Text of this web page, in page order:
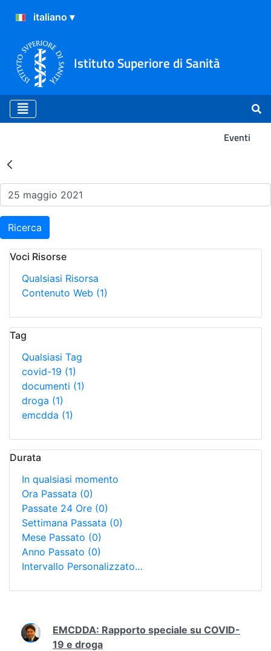
Istituto Superiore di Sanità
Eventi
Risultati della Ricerca -
Ricerca
Voci Risorse
Qualsiasi Risorsa
Contenuto Web (1)
Tag
Qualsiasi Tag
covid-19 (1)
documenti (1)
droga (1)
emcdda (1)
Durata
In qualsiasi momento
Ora Passata (0)
Passate 24 Ore (0)
Settimana Passata (0)
Mese Passato (0)
Anno Passato (0)
Intervallo Personalizzato…
Ricerca
EMCDDA: Rapporto speciale su COVID-
19 e droga